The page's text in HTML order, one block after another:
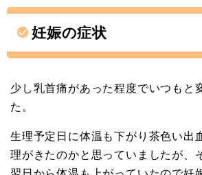
妊娠の症状
少し乳首痛があった程度でいつもと
た。
生理予定日に体温も下がり茶色い出
理がきたのかと思っていましたが、